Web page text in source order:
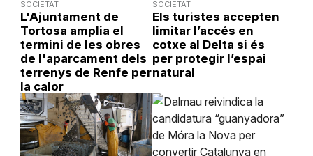
SOCIETAT
L'Ajuntament de
Tortosa amplia el
termini de les obres
de l'aparcament dels
terrenys de Renfe per
la calor
SOCIETAT
Els turistes accepten
limitar l’accés en
cotxe al Delta si és
per protegir l’espai
natural